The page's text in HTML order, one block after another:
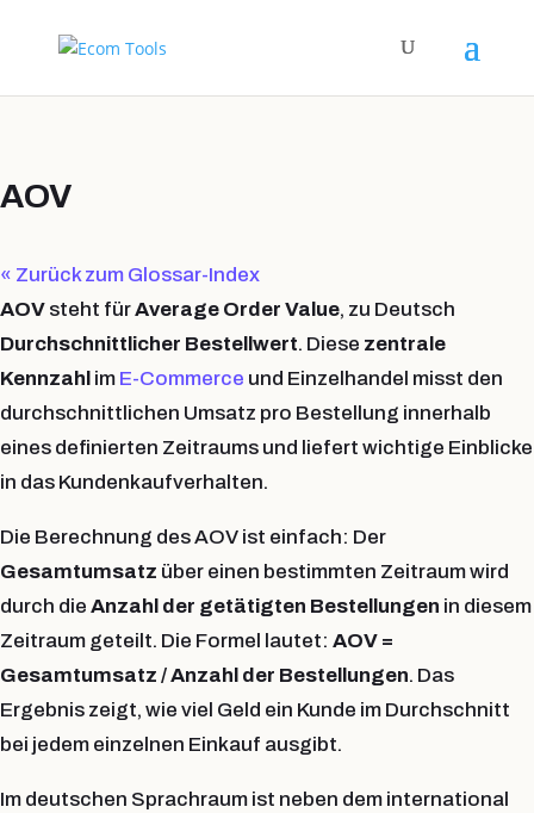
AOV
« Zurück zum Glossar-Index
AOV steht fürAverage Order Value, zu Deutsch
Durchschnittlicher Bestellwert. Diese zentrale
Kennzahl im E-Commerce und Einzelhandel misst den
durchschnittlichen Umsatz pro Bestellung innerhalb
eines definierten Zeitraums und liefert wichtige Einblicke
in das Kundenkaufverhalten.
Die Berechnung des AOV ist einfach: Der
Gesamtumsatz über einen bestimmten Zeitraum wird
durch die Anzahl der getätigten Bestellungen in diesem
Zeitraum geteilt. Die Formel lautet: AOV =
Gesamtumsatz / Anzahl der Bestellungen. Das
Ergebnis zeigt, wie viel Geld ein Kunde im Durchschnitt
bei jedem einzelnen Einkauf ausgibt.
Im deutschen Sprachraum ist neben dem international